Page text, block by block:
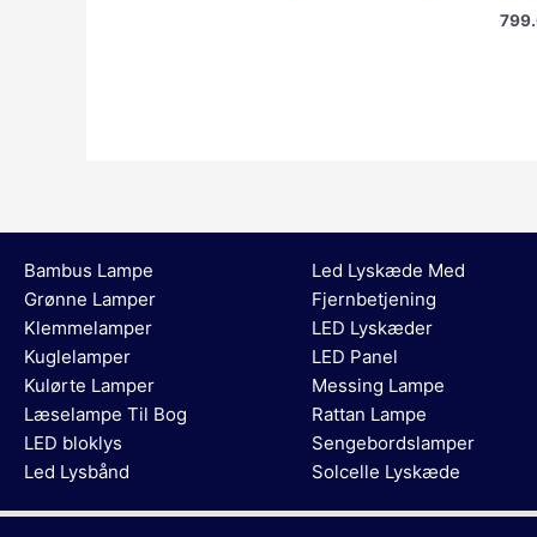
Bambus Lampe
Grønne Lamper
Klemmelamper
Kuglelamper
Kulørte Lamper
Læselampe Til Bog
LED bloklys
Led Lysbånd
Led Lyskæde Med
Fjernbetjening
LED Lyskæder
LED Panel
Messing Lampe
Rattan Lampe
Sengebordslamper
Solcelle Lyskæde